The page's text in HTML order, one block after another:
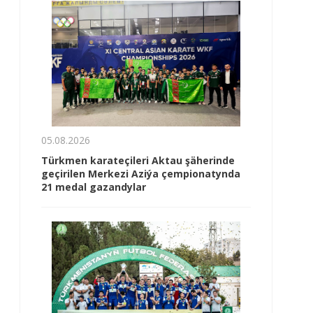
05.08.2026
Türkmen karateçileri Aktau şäherinde
geçirilen Merkezi Aziýa çempionatynda
21 medal gazandylar